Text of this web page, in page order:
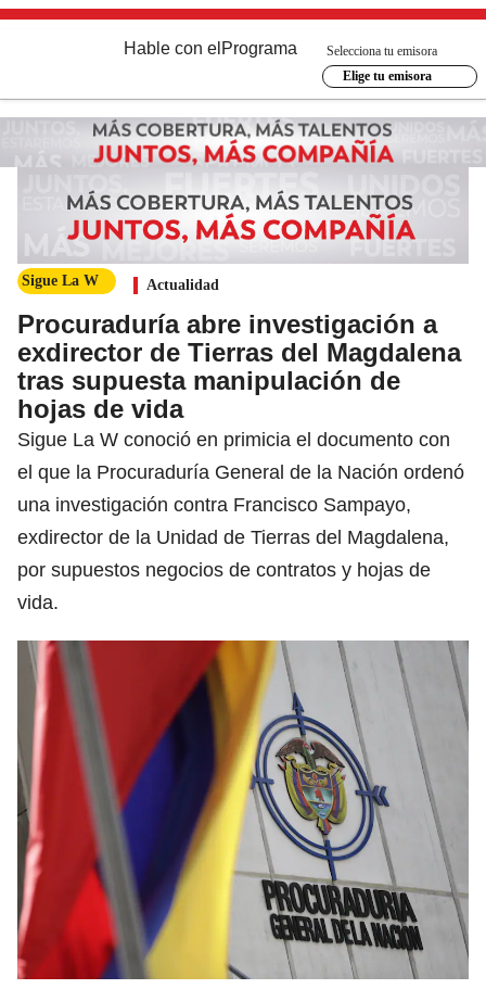
Hable con el Programa
Selecciona tu emisora
Elige tu emisora
Sigue La W Actualidad
Procuraduría abre investigación a
exdirector de Tierras del Magdalena
tras supuesta manipulación de
hojas de vida
Sigue La W conoció en primicia el documento con
el que la Procuraduría General de la Nación ordenó
una investigación contra Francisco Sampayo,
exdirector de la Unidad de Tierras del Magdalena,
por supuestos negocios de contratos y hojas de
vida.